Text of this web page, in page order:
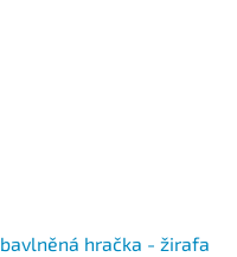
bavlněná hračka - žirafa